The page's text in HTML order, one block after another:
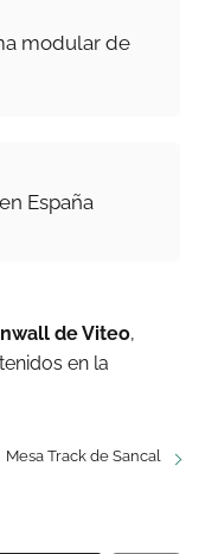
modular de
España
de Viteo,
en la
Mesa Track de Sancal